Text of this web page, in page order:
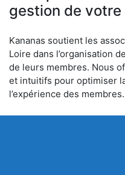
gestion de
Kananas soutient les
Loire dans l’organisation
de leurs membres. Nous
et intuitifs pour optimiser
l’expérience des membres.